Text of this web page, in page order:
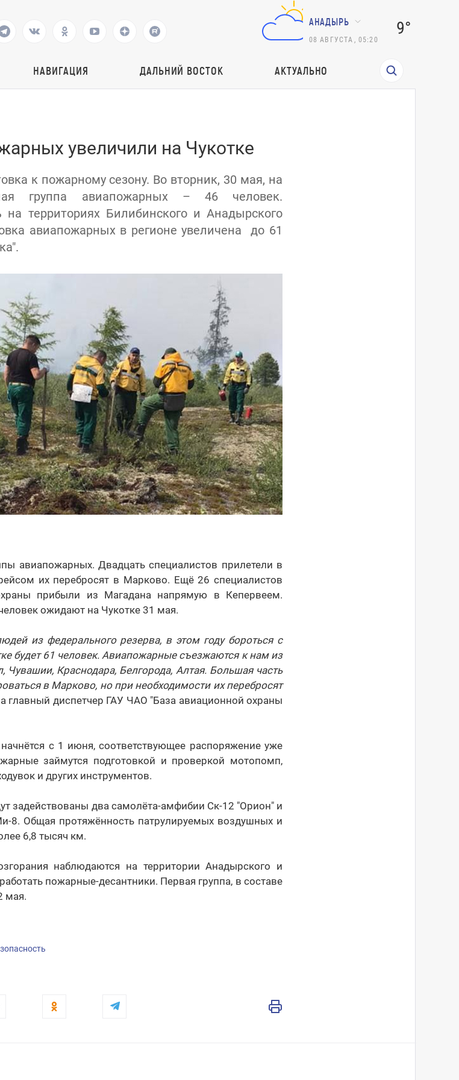
АНАДЫРЬ
08 АВГУСТА 05:20
9°
НАВИГАЦИЯ ДАЛЬНИЙ ВОСТОК АКТУАЛЬНО
увеличили на Чукотке
к пожарному сезону. Во вторник, 30 мая, на
группа авиапожарных – 46 человек.
территориях Билибинского и Анадырского
авиапожарных в регионе увеличена до 61
авиапожарных. Двадцать специалистов прилетели в
их перебросят в Марково. Ещё 26 специалистов
прибыли из Магадана напрямую в Кепервеем.
ожидают на Чукотке 31 мая.
из федерального резерва, в этом году бороться с
будет 61 человек. Авиапожарные съезжаются к нам из
Краснодара, Белгорода, Алтая. Большая часть
в Марково, но при необходимости их перебросят
главный диспетчер ГАУ ЧАО "База авиационной охраны
с 1 июня, соответствующее распоряжение уже
займутся подготовкой и проверкой мотопомп,
и других инструментов.
задействованы два самолёта-амфибии Ск-12 "Орион" и
8. Общая протяжённость патрулируемых воздушных и
6,8 тысяч км.
наблюдаются на территории Анадырского и
пожарные-десантники. Первая группа, в составе
мая.